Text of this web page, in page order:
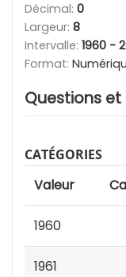
Décimal: 0
Largeur: 8
Intervalle: 1960 -
Format:
Questions
CATÉGORIES
Valeur
1960
1961